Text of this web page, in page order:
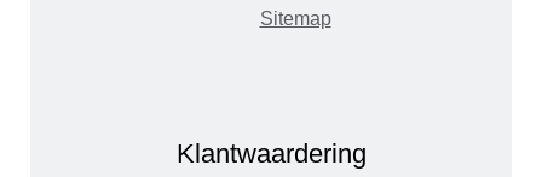
Sitemap
Klantwaardering